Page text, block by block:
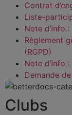
Contrat
Liste-
Note d’info
Règlement
(RGPD)
Note d’info
Demande
Clubs